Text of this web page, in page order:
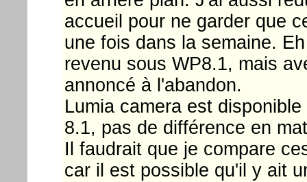
accueil pour ne garder que
une fois dans la semaine.
revenu sous WP8.1, mais
annoncé à l'abandon.
Lumia camera est
8.1, pas de différence en
Il faudrait que je compare
car il est possible qu'il y ait